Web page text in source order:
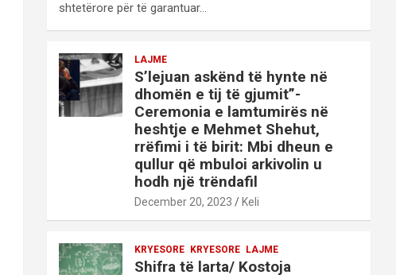
shtetërore për të garantuar…
LAJME
S’lejuan askënd të hynte në
dhomën e tij të gjumit”-
Ceremonia e lamtumirës në
heshtje e Mehmet Shehut,
rrëfimi i të birit: Mbi dheun e
qullur që mbuloi arkivolin u
hodh një trëndafil
December 20, 2023 Keli
KRYESORE KRYESORE LAJME
Shifra të larta/ Kostoja